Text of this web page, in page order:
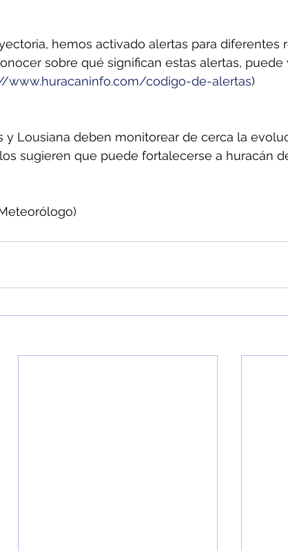
hemos activado alertas para diferentes
sobre qué significan estas alertas, puede
www.huracaninfo.com/codigo-de-alertas)
y Lousiana deben monitorear de cerca la
sugieren que puede fortalecerse a huracán